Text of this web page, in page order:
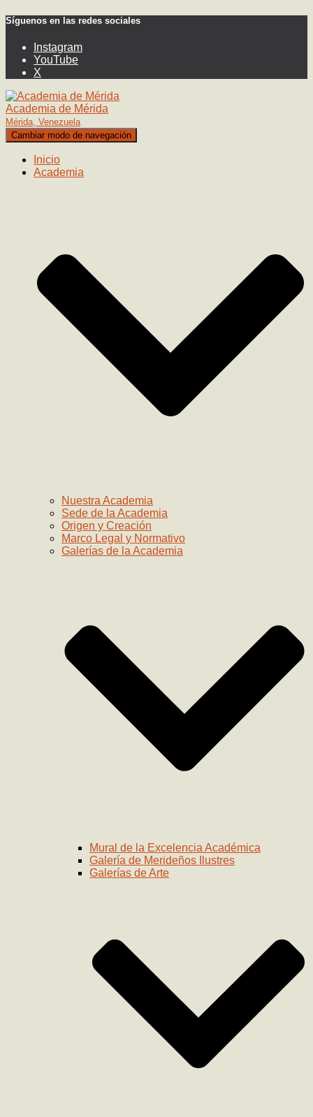
Síguenos en las redes sociales
Instagram
YouTube
X
Academia de Mérida
Mérida, Venezuela
Cambiar modo de navegación
Inicio
Academia
Nuestra Academia
Sede de la Academia
Origen y Creación
Marco Legal y Normativo
Galerías de la Academia
Mural de la Excelencia Académica
Galería de Merideños Ilustres
Galerías de Arte